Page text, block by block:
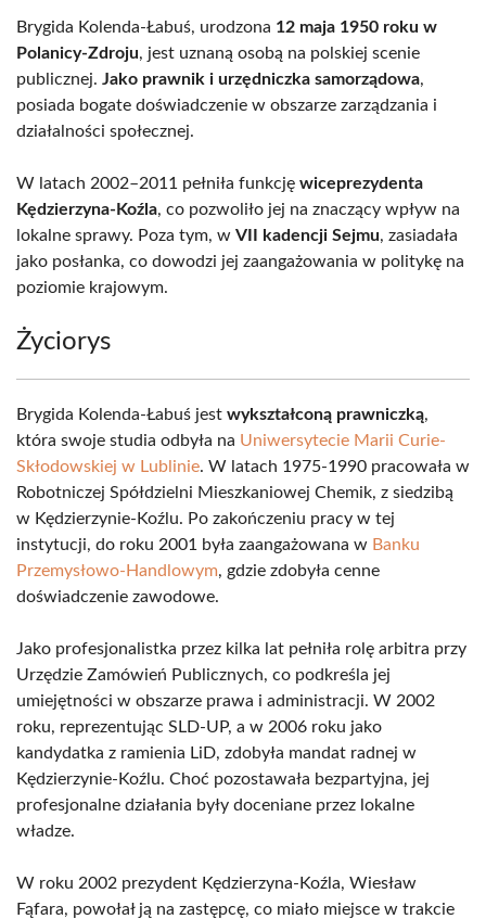
Brygida Kolenda-Łabuś, urodzona 12 maja 1950 roku w
Polanicy-Zdroju, jest uznaną osobą na polskiej scenie
publicznej. Jako prawnik i urzędniczka samorządowa,
posiada bogate doświadczenie w obszarze zarządzania i
działalności społecznej.
W latach 2002–2011 pełniła funkcję wiceprezydenta
Kędzierzyna-Koźla, co pozwoliło jej na znaczący wpływ na
lokalne sprawy. Poza tym, w VII kadencji Sejmu, zasiadała
jako posłanka, co dowodzi jej zaangażowania w politykę na
poziomie krajowym.
Życiorys
Brygida Kolenda-Łabuś jest wykształconą prawniczką,
która swoje studia odbyła na Uniwersytecie Marii Curie-
Skłodowskiej w Lublinie. W latach 1975-1990 pracowała w
Robotniczej Spółdzielni Mieszkaniowej Chemik, z siedzibą
w Kędzierzynie-Koźlu. Po zakończeniu pracy w tej
instytucji, do roku 2001 była zaangażowana w Banku
Przemysłowo-Handlowym, gdzie zdobyła cenne
doświadczenie zawodowe.
Jako profesjonalistka przez kilka lat pełniła rolę arbitra przy
Urzędzie Zamówień Publicznych, co podkreśla jej
umiejętności w obszarze prawa i administracji. W 2002
roku, reprezentując SLD-UP, a w 2006 roku jako
kandydatka z ramienia LiD, zdobyła mandat radnej w
Kędzierzynie-Koźlu. Choć pozostawała bezpartyjna, jej
profesjonalne działania były doceniane przez lokalne
władze.
W roku 2002 prezydent Kędzierzyna-Koźla, Wiesław
Fąfara, powołał ją na zastępcę, co miało miejsce w trakcie